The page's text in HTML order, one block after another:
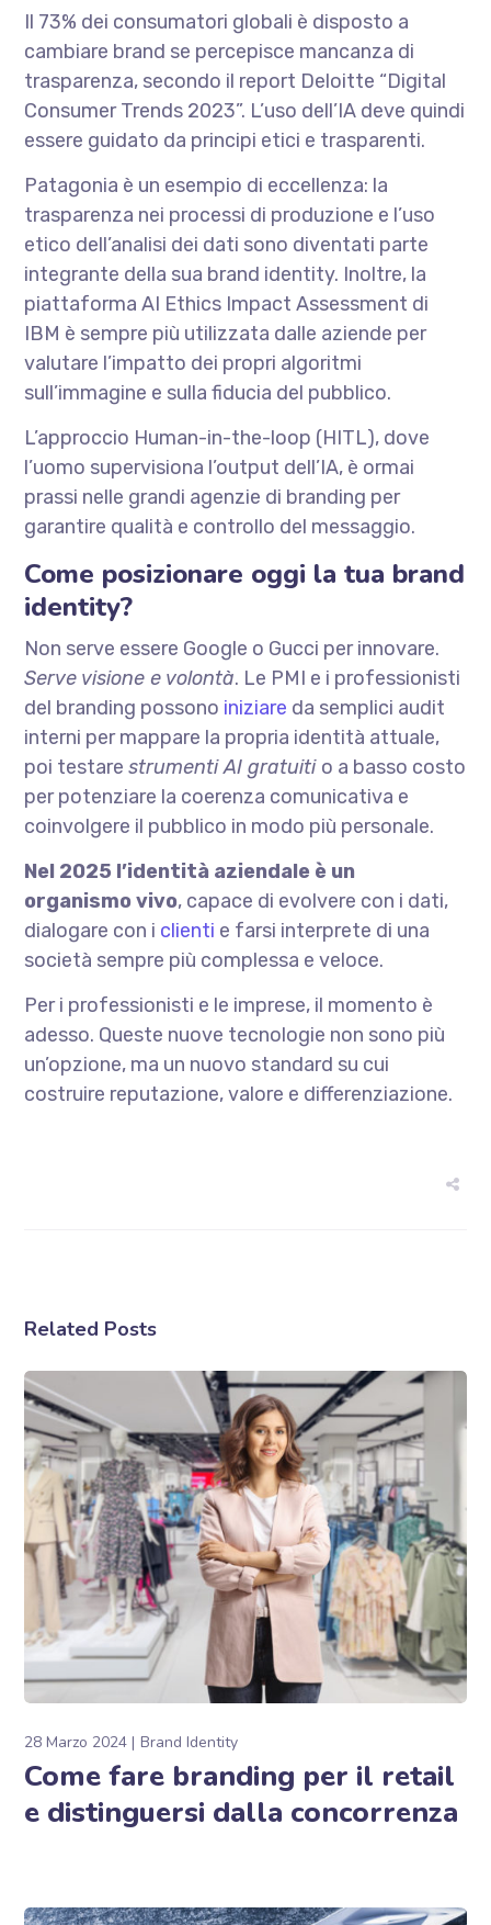
Il 73% dei consumatori globali è disposto a
cambiare brand se percepisce mancanza di
trasparenza, secondo il report Deloitte “Digital
Consumer Trends 2023”. L’uso dell’IA deve quindi
essere guidato da principi etici e trasparenti.
Patagonia è un esempio di eccellenza: la
trasparenza nei processi di produzione e l’uso
etico dell’analisi dei dati sono diventati parte
integrante della sua brand identity. Inoltre, la
piattaforma AI Ethics Impact Assessment di
IBM è sempre più utilizzata dalle aziende per
valutare l’impatto dei propri algoritmi
sull’immagine e sulla fiducia del pubblico.
L’approccio Human-in-the-loop (HITL), dove
l’uomo supervisiona l’output dell’IA, è ormai
prassi nelle grandi agenzie di branding per
garantire qualità e controllo del messaggio.
Come posizionare oggi la tua brand
identity?
Non serve essere Google o Gucci per innovare.
Serve visione e volontà. Le PMI e i professionisti
del branding possono iniziare da semplici audit
interni per mappare la propria identità attuale,
poi testarestrumenti AI gratuiti o a basso costo
per potenziare la coerenza comunicativa e
coinvolgere il pubblico in modo più personale.
Nel 2025 l’identità aziendale è un
organismo vivo, capace di evolvere con i dati,
dialogare con i clienti e farsi interprete di una
società sempre più complessa e veloce.
Per i professionisti e le imprese, il momento è
adesso. Queste nuove tecnologie non sono più
un’opzione, ma un nuovo standard su cui
costruire reputazione, valore e differenziazione.
Related Posts
28 Marzo 2024 Brand Identity
Come fare branding per il retail
e distinguersi dalla concorrenza